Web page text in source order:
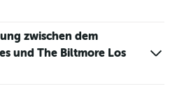
zwischen dem
und The Biltmore Los